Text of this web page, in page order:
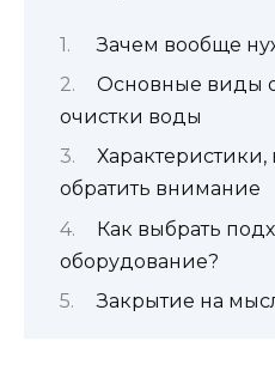
Зачем вообще
Основные виды
очистки воды
Характеристики,
обратить внимание
Как выбрать
оборудование?
Закрытие на